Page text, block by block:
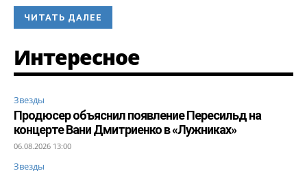
ЧИТАТЬ ДАЛЕЕ
Интересное
Звезды
Продюсер объяснил появление Пересильд на
концерте Вани Дмитриенко в «Лужниках»
06.08.2026 13:00
Звезды